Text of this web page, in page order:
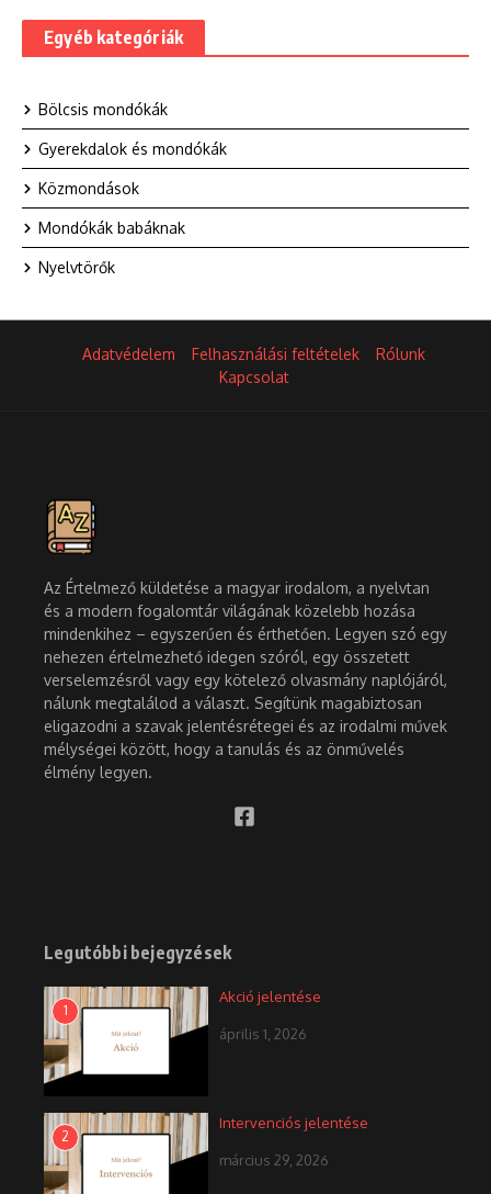
Egyéb kategóriák
Bölcsis mondókák
Gyerekdalok és mondókák
Közmondások
Mondókák babáknak
Nyelvtörők
Adatvédelem Felhasználási feltételek
Rólunk
Kapcsolat
Az Értelmező küldetése a magyar irodalom, a nyelvtan
és a modern fogalomtár világának közelebb hozása
mindenkihez – egyszerűen és érthetően. Legyen szó egy
nehezen értelmezhető idegen szóról, egy összetett
verselemzésről vagy egy kötelező olvasmány naplójáról,
nálunk megtalálod a választ. Segítünk magabiztosan
eligazodni a szavak jelentésrétegei és az irodalmi művek
mélységei között, hogy a tanulás és az önművelés
élmény legyen.
Legutóbbi bejegyzések
1
Akció jelentése
április 1, 2026
2
Intervenciós jelentése
március 29, 2026